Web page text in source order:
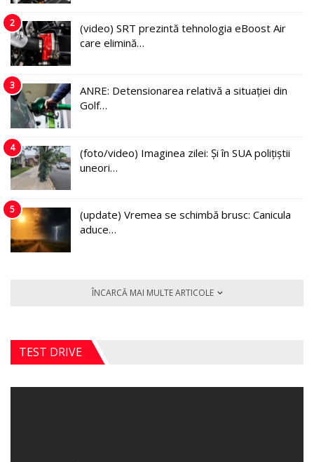
2
(video) SRT prezintă tehnologia eBoost Air
care elimină…
3
ANRE: Detensionarea relativă a situației din
Golf…
4
(foto/video) Imaginea zilei: Și în SUA polițiștii
uneori…
5
(update) Vremea se schimbă brusc: Canicula
aduce…
ÎNCARCĂ MAI MULTE ARTICOLE
TEST DRIVE